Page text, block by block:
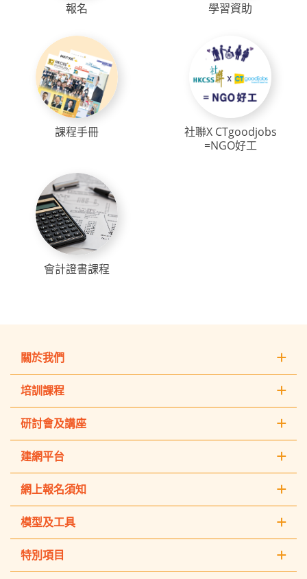
報名 學習資助
課程手冊
社聯X CTgoodjobs
=NGO好工
會計證書課程
關於我們
培訓課程
研討會及講座
建網平台
網上報名須知
模型及工具
特別項目